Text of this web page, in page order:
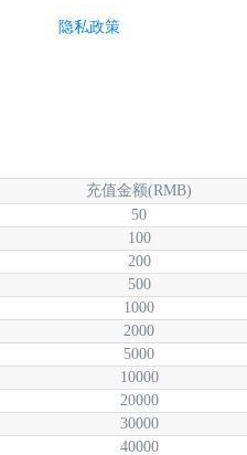
隐私政策
充值金额(RMB)
50
100
200
500
1000
2000
5000
10000
20000
30000
40000